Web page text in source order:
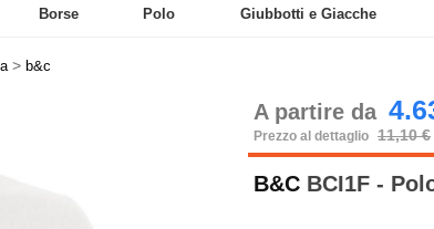
Borse Polo Giubbotti e Giacche
> b&c
A partire da
Prezzo al dettaglio 11,10 €
B&C BCI1F -